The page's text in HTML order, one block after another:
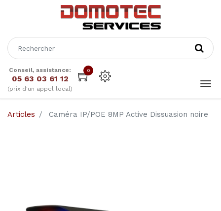
Conseil, assistance:
05 63 03 61 12
(prix d'un appel local)
0
Articles Caméra IP/POE 8MP Active Dissuasion noire